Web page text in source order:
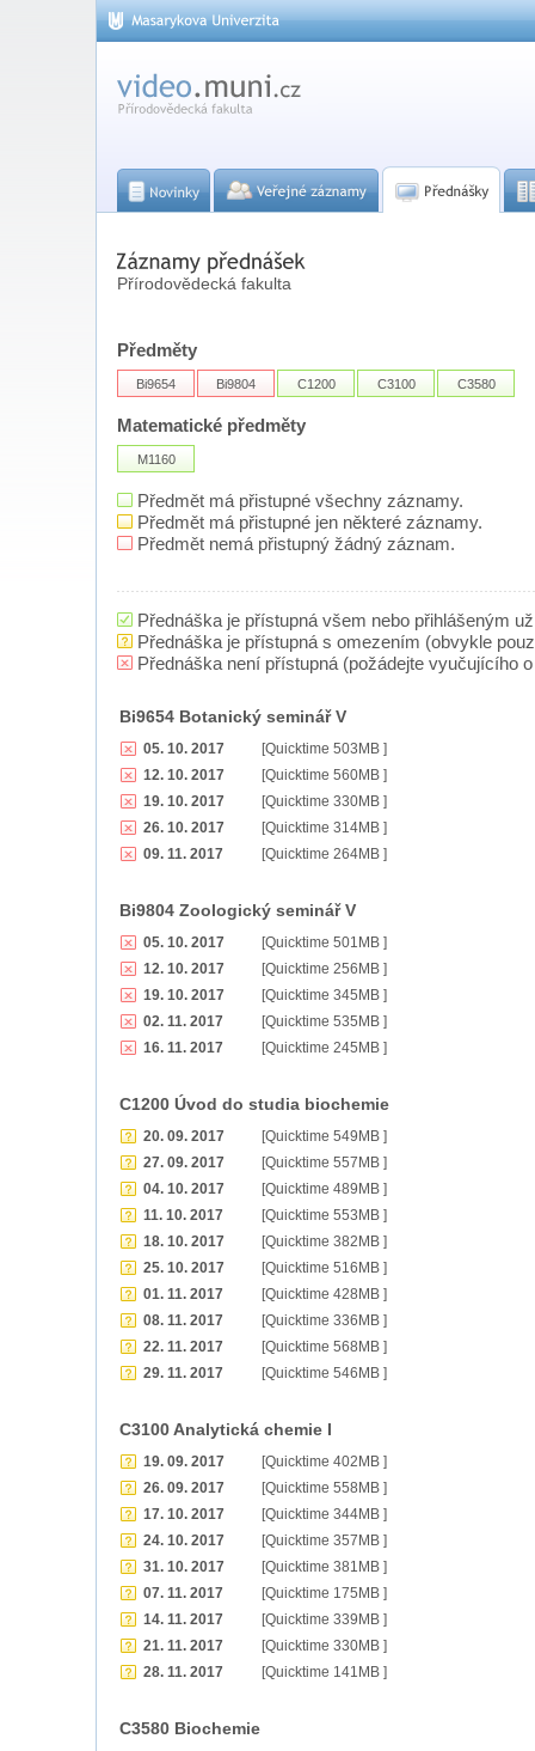
Přírodovědecká fakulta
Předměty
Bi9654 Bi9804 C1200 C3100 C3580
Matematické předměty
M1160
Předmět má přistupné všechny záznamy.
Předmět má přistupné jen některé záznamy.
Předmět nemá přistupný žádný záznam.
Přednáška je přístupná všem nebo přihlášeným
Přednáška je přístupná s omezením (obvykle
Přednáška není přístupná (požádejte vyučujícího
Bi9654 Botanický seminář V
05. 10. 2017
[Quicktime 503MB ]
12. 10. 2017
[Quicktime 560MB ]
19. 10. 2017
[Quicktime 330MB ]
26. 10. 2017
[Quicktime 314MB ]
09. 11. 2017
[Quicktime 264MB ]
Bi9804 Zoologický seminář V
05. 10. 2017
[Quicktime 501MB ]
12. 10. 2017
[Quicktime 256MB ]
19. 10. 2017
[Quicktime 345MB ]
02. 11. 2017
[Quicktime 535MB ]
16. 11. 2017
[Quicktime 245MB ]
C1200 Úvod do studia biochemie
20. 09. 2017
[Quicktime 549MB ]
27. 09. 2017
[Quicktime 557MB ]
04. 10. 2017
[Quicktime 489MB ]
11. 10. 2017
[Quicktime 553MB ]
18. 10. 2017
[Quicktime 382MB ]
25. 10. 2017
[Quicktime 516MB ]
01. 11. 2017
[Quicktime 428MB ]
08. 11. 2017
[Quicktime 336MB ]
22. 11. 2017
[Quicktime 568MB ]
29. 11. 2017
[Quicktime 546MB ]
C3100 Analytická chemie I
19. 09. 2017
[Quicktime 402MB ]
26. 09. 2017
[Quicktime 558MB ]
17. 10. 2017
[Quicktime 344MB ]
24. 10. 2017
[Quicktime 357MB ]
31. 10. 2017
[Quicktime 381MB ]
07. 11. 2017
[Quicktime 175MB ]
14. 11. 2017
[Quicktime 339MB ]
21. 11. 2017
[Quicktime 330MB ]
28. 11. 2017
[Quicktime 141MB ]
C3580 Biochemie